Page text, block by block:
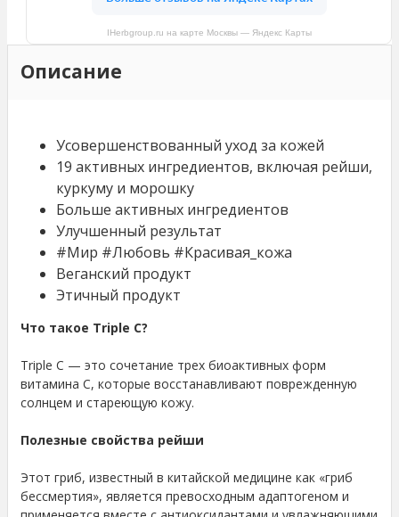
IHerbgroup.ru на карте Москвы — Яндекс Карты
Описание
Усовершенствованный уход за кожей
19 активных ингредиентов, включая рейши,
куркуму и морошку
Больше активных ингредиентов
Улучшенный результат
#Мир #Любовь #Красивая_кожа
Веганский продукт
Этичный продукт
Что такое Triple C?
Triple C — это сочетание трех биоактивных форм
витамина C, которые восстанавливают поврежденную
солнцем и стареющую кожу.
Полезные свойства рейши
Этот гриб, известный в китайской медицине как «гриб
бессмертия», является превосходным адаптогеном и